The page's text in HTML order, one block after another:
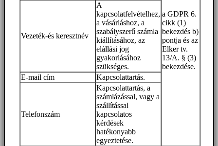
a GDPR 6.
cikk (1)
bekezdés b)
pontja és az
Elker tv.
13/A. § (3)
bekezdése.
Vezeték-és keresztnév
A
kapcsolatfelvételhez,
a vásárláshoz, a
szabályszerű számla
kiállításához, az
elállási jog
gyakorlásához
szükséges.
E-mail cím
Kapcsolattartás.
Telefonszám
Kapcsolattartás, a
számlázással, vagy a
szállítással
kapcsolatos
kérdések
hatékonyabb
egyeztetése.